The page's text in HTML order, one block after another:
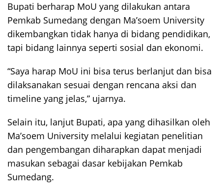
Bupati berharap MoU yang dilakukan antara
Pemkab Sumedang dengan Ma’soem University
dikembangkan tidak hanya di bidang pendidikan,
tapi bidang lainnya seperti sosial dan ekonomi.
“Saya harap MoU ini bisa terus berlanjut dan bisa
dilaksanakan sesuai dengan rencana aksi dan
timeline yang jelas,” ujarnya.
Selain itu, lanjut Bupati, apa yang dihasilkan oleh
Ma’soem University melalui kegiatan penelitian
dan pengembangan diharapkan dapat menjadi
masukan sebagai dasar kebijakan Pemkab
Sumedang.